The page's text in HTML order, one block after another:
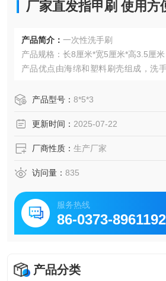
厂家直发指甲刷 使用方
产品简介： 一次性洗手刷
产品规格：长8厘米*宽5厘米*高3.5厘米
产品优点由海绵和塑料刷壳组成，洗
海棉和塑料刷壳用强力环保胶粘接，
产品结构:由海棉块和塑料刷壳软刷毛组
镶嵌在塑料刷壳的槽里，使用多正牌
无异味，吸塑包装。
产品型号： 8*5*3
更新时间： 2025-07-22
厂商性质： 生产厂家
访问量： 835
服务热线
86-0373-8961192
产品分类